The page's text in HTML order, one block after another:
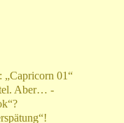
„Capricorn 01“
Aber… -